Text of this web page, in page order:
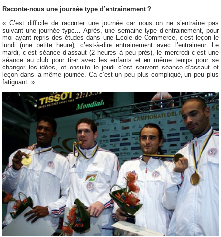
Raconte-nous une journée type d’entrainement ?
« C’est difficile de raconter une journée car nous on ne s’entraîne pas
suivant une journée type… Après, une semaine type d’entrainement, pour
moi ayant repris des études dans une Ecole de Commerce, c’est leçon le
lundi (une petite heure), c’est-à-dire entrainement avec l’entraineur. Le
mardi, c’est séance d’assaut (2 heures à peu près), le mercredi c’est une
séance au club pour tirer avec les enfants et en même temps pour se
changer les idées, et ensuite le jeudi c’est souvent séance d’assaut et
leçon dans la même journée. Ca c’est un peu plus compliqué, un peu plus
fatiguant. »